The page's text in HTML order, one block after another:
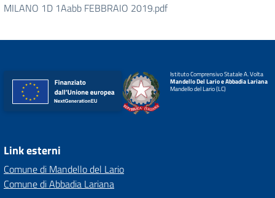
MILANO 1D 1Aabb FEBBRAIO 2019.pdf
Istituto Comprensivo Statale A. Volta
Mandello Del Lario e Abbadia Lariana
Mandello del Lario (LC)
Link esterni
Comune di Mandello del Lario
Comune di Abbadia Lariana